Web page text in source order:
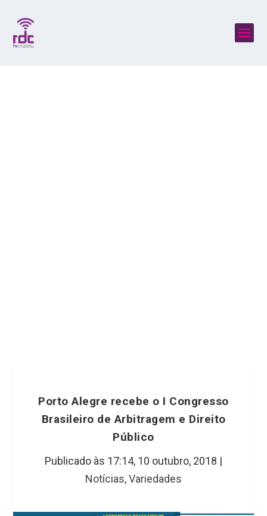
Porto Alegre recebe o I Congresso
Brasileiro de Arbitragem e Direito
Público
Publicado às 17:14, 10 outubro, 2018 |
Notícias,Variedades